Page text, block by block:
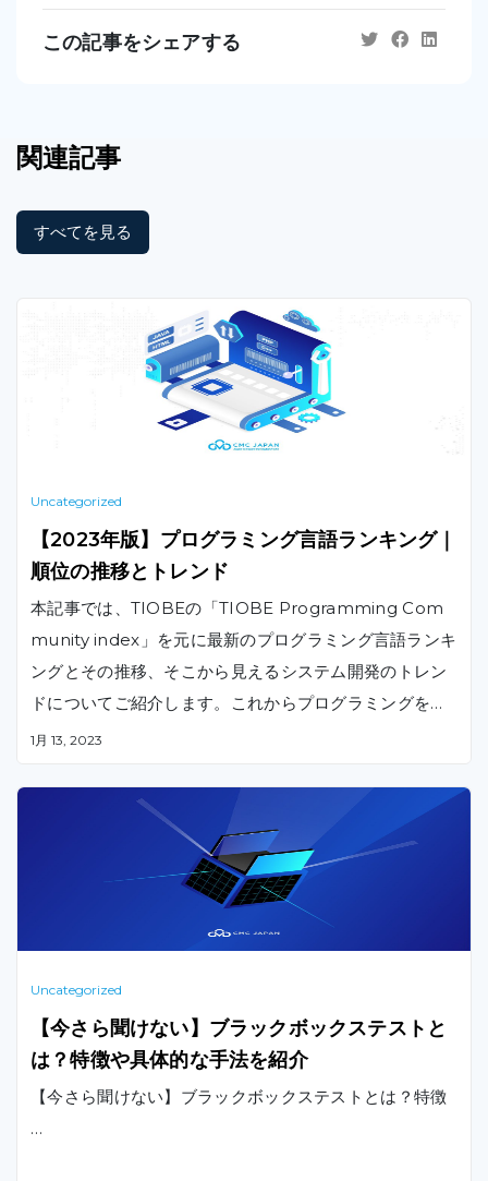
この記事をシェアする
関連記事
すべてを見る
Uncategorized
【2023年版】プログラミング言語ランキング｜
順位の推移とトレンド
本記事では、TIOBEの「TIOBE Programming Com
munity index」を元に最新のプログラミング言語ランキ
ングとその推移、そこから見えるシステム開発のトレン
ドについてご紹介します。これからプログラミングを学
習しようと検討しているが、どの言語を学ぶべきか悩ん
向を知りたい方、自社のシステム・ソフト開発にどの言
語を採用するべきかを知りたい方向けの内容となってお
1月 13, 2023
Uncategorized
【今さら聞けない】ブラックボックステストと
は？特徴や具体的な手法を紹介
【今さら聞けない】ブラックボックステストとは？特徴
…